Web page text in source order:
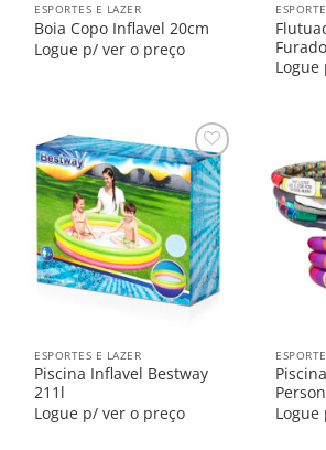
ESPORTES E LAZER
Boia Copo Inflavel 20cm
Logue p/ ver o preço
Salvar
na
Lista
ESPORTES E LAZER
Piscina Inflavel Bestway
211l
Logue p/ ver o preço